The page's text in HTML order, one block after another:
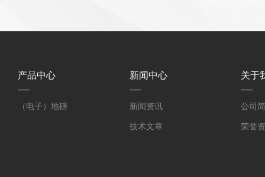
产品中心
（电子）地磅
新闻中心
新闻资讯
技术文章
关于
公司
荣誉